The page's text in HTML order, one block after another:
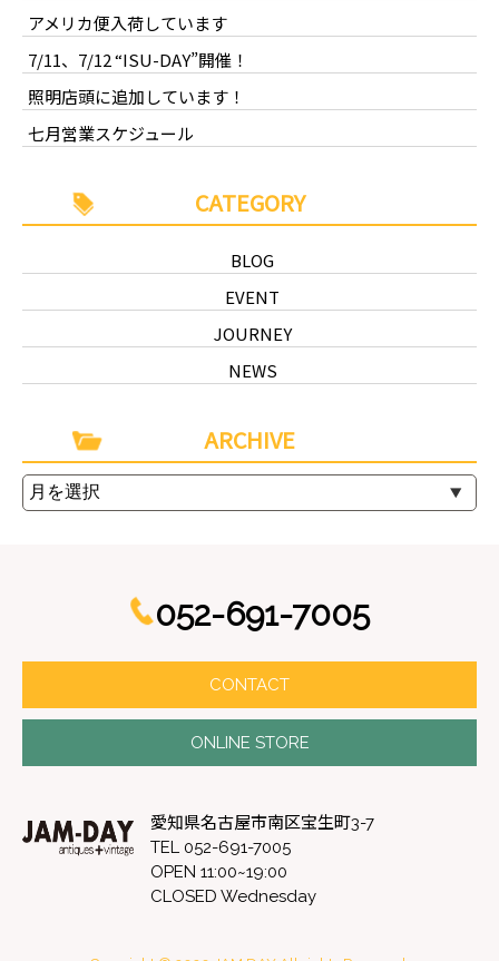
アメリカ便入荷しています
7/11、7/12 “ISU-DAY”開催！
照明店頭に追加しています！
七月営業スケジュール
CATEGORY
BLOG
EVENT
JOURNEY
NEWS
ARCHIVE
052-691-7005
CONTACT
ONLINE STORE
愛知県名古屋市南区宝生町3-7
TEL 052-691-7005
OPEN 11:00~19:00
CLOSED Wednesday